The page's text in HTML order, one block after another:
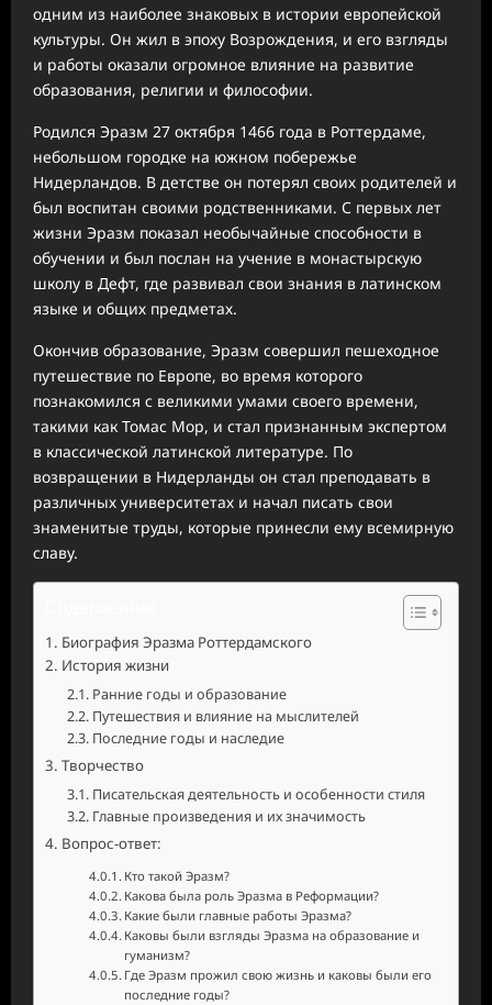
одним из наиболее знаковых в истории европейской
культуры. Он жил в эпоху Возрождения, и его взгляды
и работы оказали огромное влияние на развитие
образования, религии и философии.
Родился Эразм 27 октября 1466 года в Роттердаме,
небольшом городке на южном побережье
Нидерландов. В детстве он потерял своих родителей и
был воспитан своими родственниками. С первых лет
жизни Эразм показал необычайные способности в
обучении и был послан на учение в монастырскую
школу в Дефт, где развивал свои знания в латинском
языке и общих предметах.
Окончив образование, Эразм совершил пешеходное
путешествие по Европе, во время которого
познакомился с великими умами своего времени,
такими как Томас Мор, и стал признанным экспертом
в классической латинской литературе. По
возвращении в Нидерланды он стал преподавать в
различных университетах и начал писать свои
знаменитые труды, которые принесли ему всемирную
славу.
Биография Эразма Роттердамского
История жизни
Ранние годы и образование
Путешествия и влияние на мыслителей
Последние годы и наследие
Творчество
Писательская деятельность и особенности стиля
Главные произведения и их значимость
Вопрос-ответ:
Кто такой Эразм?
Какова была роль Эразма в Реформации?
Какие были главные работы Эразма?
Каковы были взгляды Эразма на образование и
гуманизм?
Где Эразм прожил свою жизнь и каковы были его
последние годы?